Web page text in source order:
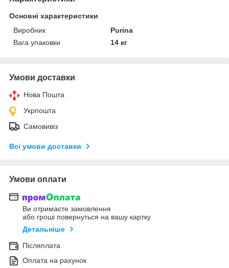
Основні характеристики
Виробник
Purina
Вага упаковки
14 кг
Умови доставки
Нова Пошта
Укрпошта
Самовивіз
Всі умови доставки
Умови оплати
Ви отримаєте замовлення
або гроші повернуться на вашу картку
Детальніше
Післяплата
Оплата на рахунок